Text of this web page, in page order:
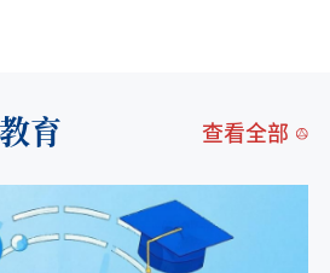
育 查看全部